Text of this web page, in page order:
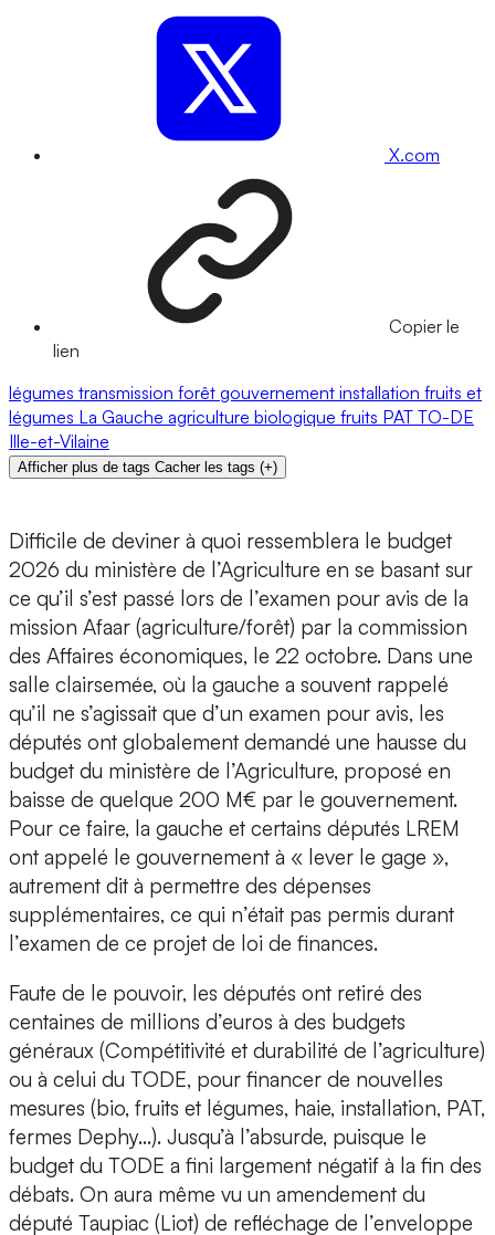
X.com
Copier le
lien
légumes transmission forêt gouvernement installation fruits et
légumes La Gauche agriculture biologique fruits PAT TO-DE
Ille-et-Vilaine
Afficher plus de tags Cacher les tags (+)
Difficile de deviner à quoi ressemblera le budget
2026 du ministère de l’Agriculture en se basant sur
ce qu’il s’est passé lors de l’examen pour avis de la
mission Afaar (agriculture/forêt) par la commission
des Affaires économiques, le 22 octobre. Dans une
salle clairsemée, où la gauche a souvent rappelé
qu’il ne s’agissait que d’un examen pour avis, les
députés ont globalement demandé une hausse du
budget du ministère de l’Agriculture, proposé en
baisse de quelque 200 M€ par le gouvernement.
Pour ce faire, la gauche et certains députés LREM
ont appelé le gouvernement à « lever le gage »,
autrement dit à permettre des dépenses
supplémentaires, ce qui n’était pas permis durant
l’examen de ce projet de loi de finances.
Faute de le pouvoir, les députés ont retiré des
centaines de millions d’euros à des budgets
généraux (Compétitivité et durabilité de l’agriculture)
ou à celui du TODE, pour financer de nouvelles
mesures (bio, fruits et légumes, haie, installation, PAT,
fermes Dephy…). Jusqu’à l’absurde, puisque le
budget du TODE a fini largement négatif à la fin des
débats. On aura même vu un amendement du
député Taupiac (Liot) de refléchage de l’enveloppe